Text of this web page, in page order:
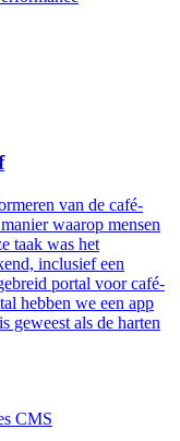
van de café-
waarop mensen
taak was het
inclusief een
portal voor café-
hebben we een app
geweest als de harten
CMS